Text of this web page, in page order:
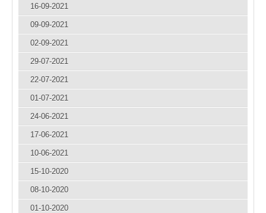
16-09-2021
09-09-2021
02-09-2021
29-07-2021
22-07-2021
01-07-2021
24-06-2021
17-06-2021
10-06-2021
15-10-2020
08-10-2020
01-10-2020